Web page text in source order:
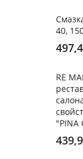
40,
RE
"PINA